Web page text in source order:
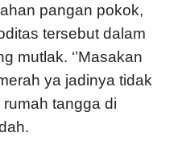
pangan pokok,
tersebut dalam
mutlak. ‘’Masakan
ya jadinya tidak
rumah tangga di